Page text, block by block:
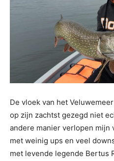
De vloek van het
op zijn zachtst gezegd niet
andere manier verlopen mijn
met weinig ups en veel
met levende legende Bertus